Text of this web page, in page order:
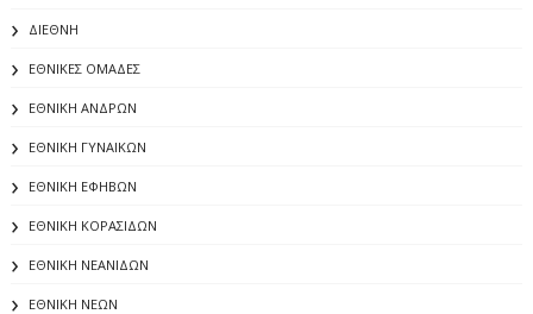
ΔΙΕΘΝΗ
ΕΘΝΙΚΕΣ ΟΜΑΔΕΣ
ΕΘΝΙΚΗ ΑΝΔΡΩΝ
ΕΘΝΙΚΗ ΓΥΝΑΙΚΩΝ
ΕΘΝΙΚΗ ΕΦΗΒΩΝ
ΕΘΝΙΚΗ ΚΟΡΑΣΙΔΩΝ
ΕΘΝΙΚΗ ΝΕΑΝΙΔΩΝ
ΕΘΝΙΚΗ ΝΕΩΝ